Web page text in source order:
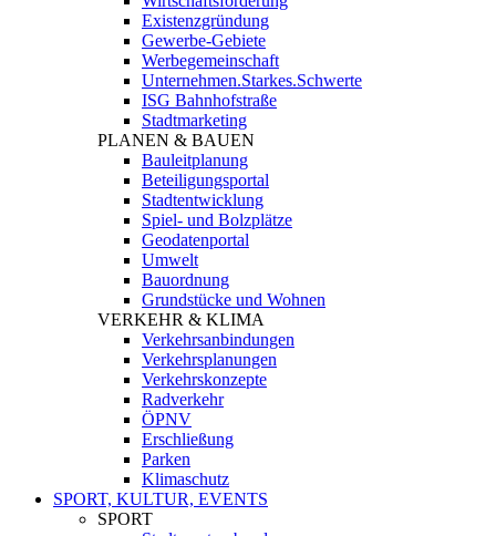
Existenzgründung
Gewerbe-Gebiete
Werbegemeinschaft
Unternehmen.Starkes.Schwerte
ISG Bahnhofstraße
Stadtmarketing
PLANEN & BAUEN
Bauleitplanung
Beteiligungsportal
Stadtentwicklung
Spiel- und Bolzplätze
Geodatenportal
Umwelt
Bauordnung
Grundstücke und Wohnen
VERKEHR & KLIMA
Verkehrsanbindungen
Verkehrsplanungen
Verkehrskonzepte
Radverkehr
ÖPNV
Erschließung
Parken
Klimaschutz
SPORT, KULTUR, EVENTS
SPORT